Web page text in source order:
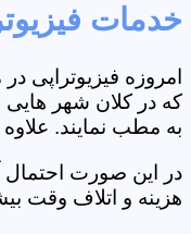
خدمات
امروزه فیزیوتراپی
که در کلان شهر هایی
به مطب نمایند.
در این صورت احتمال
هزینه و اتلاف وقت